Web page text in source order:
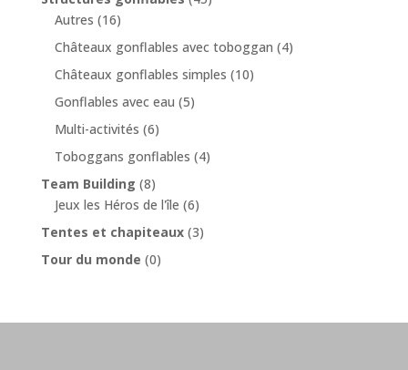
Autres (16)
Châteaux gonflables avec toboggan (4)
Châteaux gonflables simples (10)
Gonflables avec eau (5)
Multi-activités (6)
Toboggans gonflables (4)
Team Building (8)
Jeux les Héros de l'île (6)
Tentes et chapiteaux (3)
Tour du monde (0)